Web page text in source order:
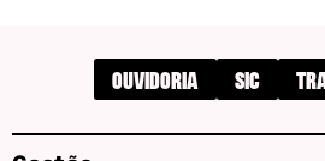
OUVIDORIA SIC